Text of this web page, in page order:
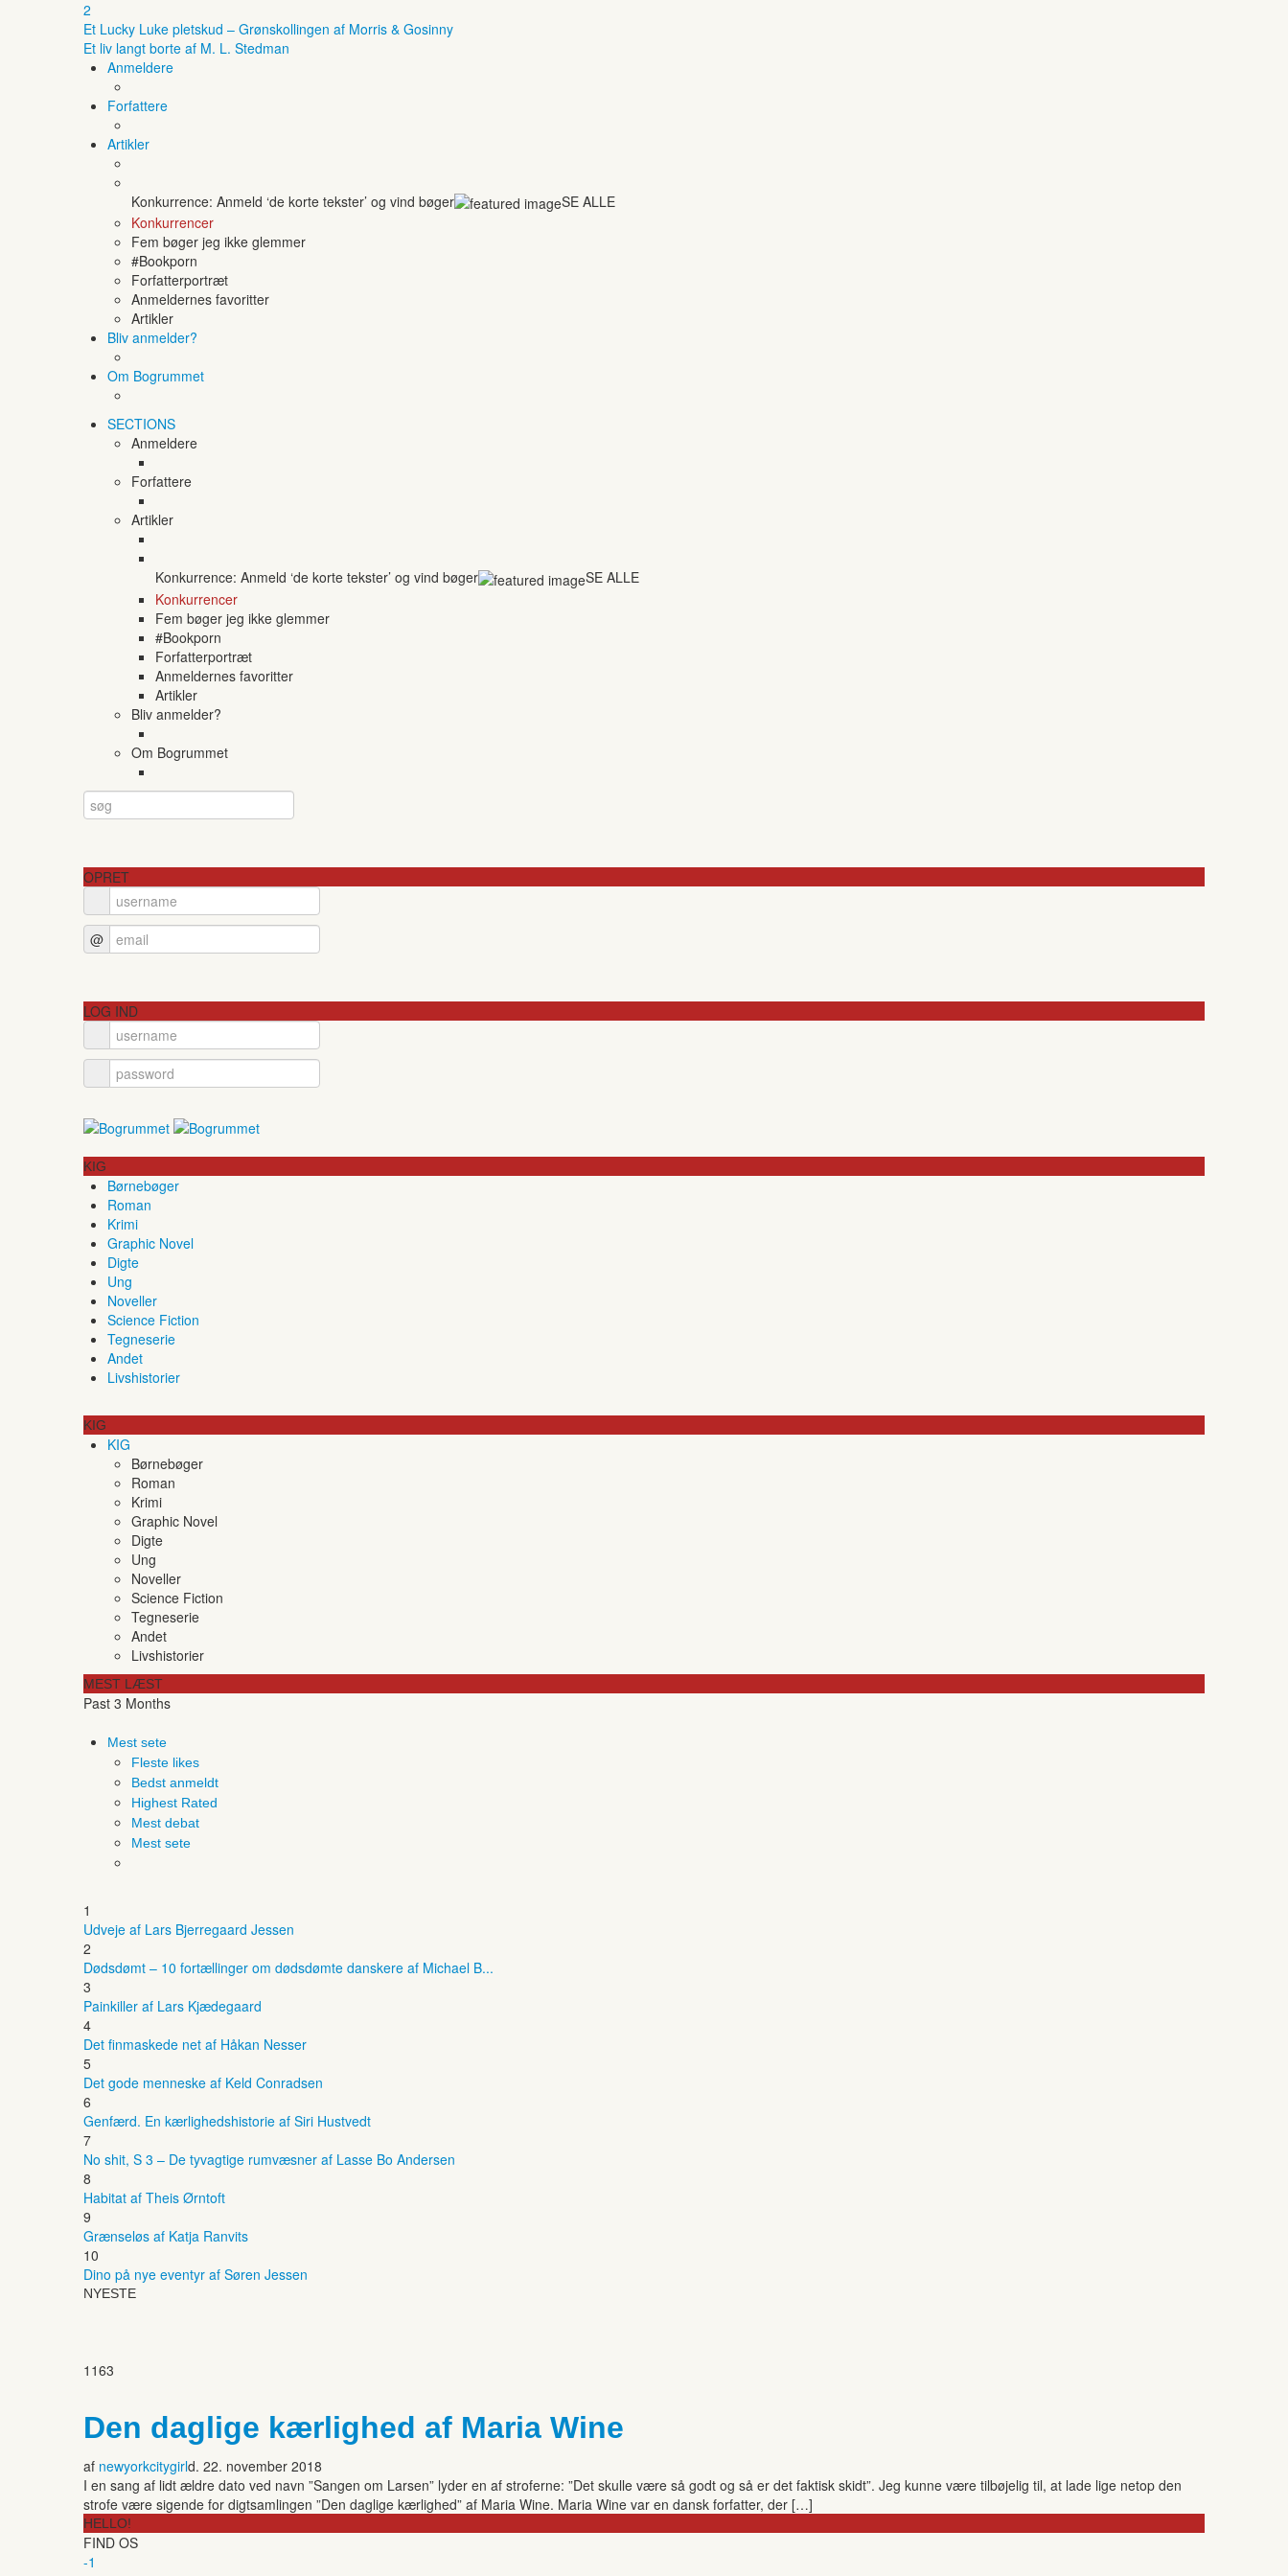
2
Et Lucky Luke pletskud – Grønskollingen af Morris & Gosinny
Et liv langt borte af M. L. Stedman
Anmeldere
Forfattere
Artikler
Konkurrence: Anmeld ‘de korte tekster’ og vind bøger
SE ALLE
Konkurrencer
Fem bøger jeg ikke glemmer
#Bookporn
Forfatterportræt
Anmeldernes favoritter
Artikler
Bliv anmelder?
Om Bogrummet
SECTIONS
Anmeldere
Forfattere
Artikler
Konkurrence: Anmeld ‘de korte tekster’ og vind bøger
SE ALLE
Konkurrencer
Fem bøger jeg ikke glemmer
#Bookporn
Forfatterportræt
Anmeldernes favoritter
Artikler
Bliv anmelder?
Om Bogrummet
OPRET
@
LOG IND
KIG
Børnebøger
Roman
Krimi
Graphic Novel
Digte
Ung
Noveller
Science Fiction
Tegneserie
Andet
Livshistorier
KIG
KIG
Børnebøger
Roman
Krimi
Graphic Novel
Digte
Ung
Noveller
Science Fiction
Tegneserie
Andet
Livshistorier
MEST LÆST
Past 3 Months
Mest sete
Fleste likes
Bedst anmeldt
Highest Rated
Mest debat
Mest sete
1
Udveje af Lars Bjerregaard Jessen
2
Dødsdømt – 10 fortællinger om dødsdømte danskere af Michael B...
3
Painkiller af Lars Kjædegaard
4
Det finmaskede net af Håkan Nesser
5
Det gode menneske af Keld Conradsen
6
Genfærd. En kærlighedshistorie af Siri Hustvedt
7
No shit, S 3 – De tyvagtige rumvæsner af Lasse Bo Andersen
8
Habitat af Theis Ørntoft
9
Grænseløs af Katja Ranvits
10
Dino på nye eventyr af Søren Jessen
NYESTE
1163
Den daglige kærlighed af Maria Wine
af newyorkcitygirld. 22. november 2018
I en sang af lidt ældre dato ved navn ”Sangen om Larsen” lyder en af stroferne: ”Det skulle være så godt og så er det faktisk skidt”. Jeg kunne være tilbøjelig til, at lade lige netop den
strofe være sigende for digtsamlingen ”Den daglige kærlighed” af Maria Wine. Maria Wine var en dansk forfatter, der […]
HELLO!
FIND OS
-1